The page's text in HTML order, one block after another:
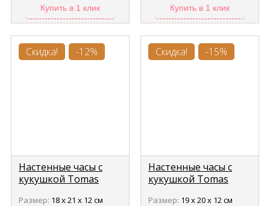
Купить в 1 клик Купить в 1 клик
Скидка! -12%
Настенные часы с
кукушкой Tomas
Размер: 18 х 21 х 12 см
Скидка! -15%
Настенные часы с
кукушкой Tomas
Размер: 19 х 20 х 12 см